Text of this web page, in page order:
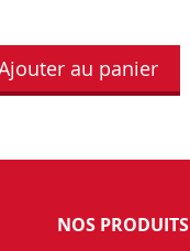
au panier
NOS PRODUITS